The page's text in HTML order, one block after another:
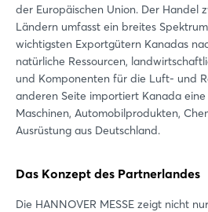
der Europäischen Union. Der Handel
Ländern umfasst ein breites
wichtigsten Exportgütern Kanadas
natürliche Ressourcen,
und Komponenten für die Luft- und
anderen Seite importiert Kanada
Maschinen, Automobilprodukten,
Ausrüstung aus Deutschland.
Das Konzept des Partnerlandes
Die HANNOVER MESSE zeigt nicht